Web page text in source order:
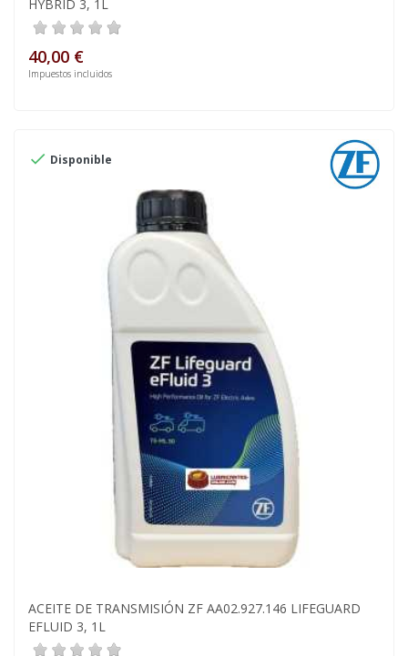
HYBRID 3, 1L
40,00 €
Impuestos incluidos
 Disponible
ACEITE DE TRANSMISIÓN ZF AA02.927.146 LIFEGUARD
EFLUID 3, 1L